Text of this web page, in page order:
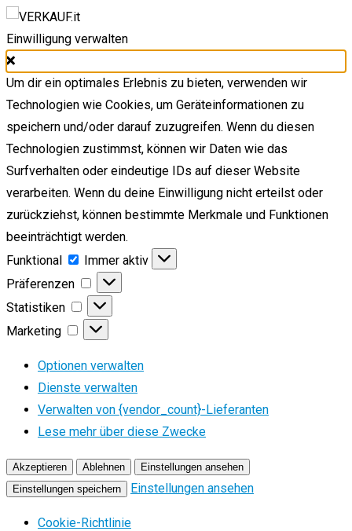
Einwilligung verwalten
Um dir ein optimales Erlebnis zu bieten, verwenden wir
Technologien wie Cookies, um Geräteinformationen zu
speichern und/oder darauf zuzugreifen. Wenn du diesen
Technologien zustimmst, können wir Daten wie das
Surfverhalten oder eindeutige IDs auf dieser Website
verarbeiten. Wenn du deine Einwilligung nicht erteilst oder
zurückziehst, können bestimmte Merkmale und Funktionen
beeinträchtigt werden.
Funktional
Funktional
Immer aktiv
Präferenzen
Präferenzen
Statistiken
Statistiken
Marketing
Marketing
Optionen verwalten
Dienste verwalten
Verwalten von {vendor_count}-Lieferanten
Lese mehr über diese Zwecke
Akzeptieren Ablehnen
Einstellungen ansehen
Einstellungen speichern
Einstellungen ansehen
Cookie-Richtlinie